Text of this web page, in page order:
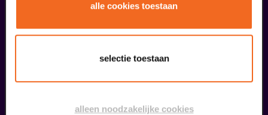
alle cookies toestaan
selectie toestaan
alleen noodzakelijke cookies